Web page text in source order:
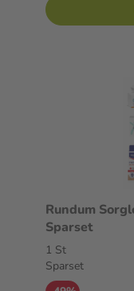
Rundum
Sparset
1 St
Sparset